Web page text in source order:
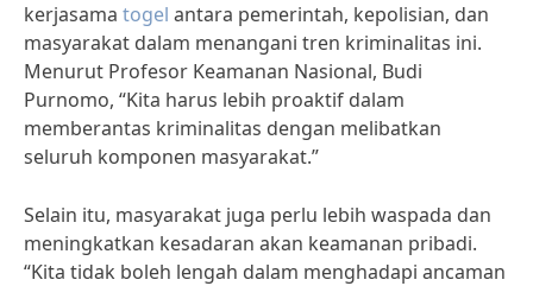
kerjasama togel antara pemerintah, kepolisian, dan
masyarakat dalam menangani tren kriminalitas ini.
Menurut Profesor Keamanan Nasional, Budi
Purnomo, “Kita harus lebih proaktif dalam
memberantas kriminalitas dengan melibatkan
seluruh komponen masyarakat.”
Selain itu, masyarakat juga perlu lebih waspada dan
meningkatkan kesadaran akan keamanan pribadi.
“Kita tidak boleh lengah dalam menghadapi ancaman